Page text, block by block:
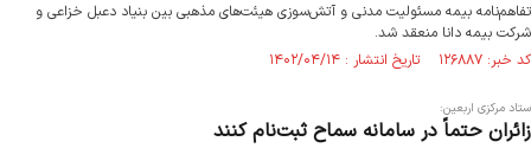
تفاهم‌نامه بیمه مسئولیت مدنی و آتش‌سوزی هیئت‌های مذهبی بین بنیاد دعبل خزاعی و
شرکت بیمه دانا منعقد شد.
کد خبر: ۱۲۶۸۸۷ تاریخ انتشار : ۱۴۰۲/۰۴/۱۴
ستاد مرکزی اربعین:
زائران حتماً در سامانه سماح ثبت‌نام کنند